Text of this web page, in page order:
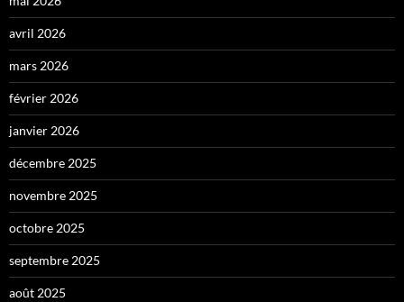
avril 2026
mars 2026
février 2026
janvier 2026
décembre 2025
novembre 2025
octobre 2025
septembre 2025
août 2025